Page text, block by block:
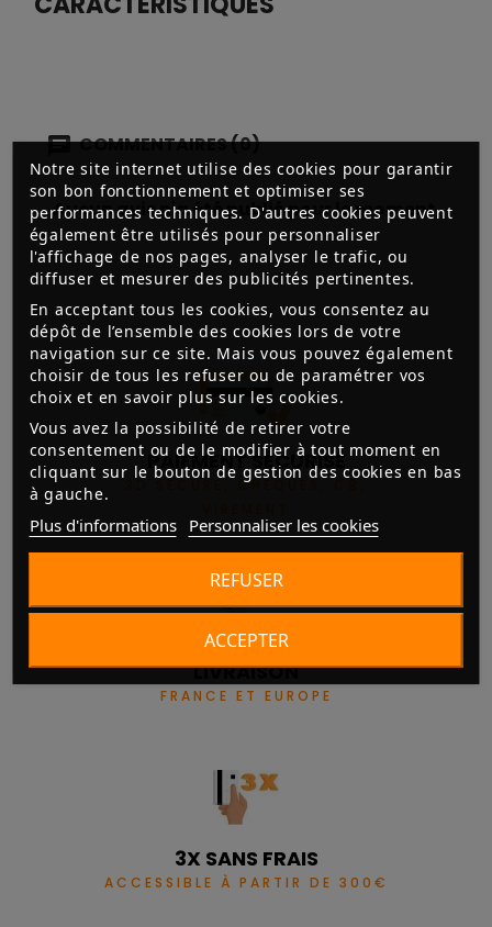
Notre site internet utilise des cookies pour garantir
son bon fonctionnement et optimiser ses
performances techniques. D'autres cookies peuvent
également être utilisés pour personnaliser
l'affichage de nos pages, analyser le trafic, ou
diffuser et mesurer des publicités pertinentes.
En acceptant tous les cookies, vous consentez au
dépôt de l’ensemble des cookies lors de votre
navigation sur ce site. Mais vous pouvez également
choisir de tous les refuser ou de paramétrer vos
choix et en savoir plus sur les cookies.
Vous avez la possibilité de retirer votre
consentement ou de le modifier à tout moment en
cliquant sur le bouton de gestion des cookies en bas
à gauche.
Plus d'informations Personnaliser les cookies
REFUSER
ACCEPTER
COMMENTAIRES (0)
Aucun avis n'a été publié pour le moment.
PAIEMENT SÉCURISÉ
3D SECURE, CHÈQUES, CB,
LIVRAISON
FRANCE ET EUROPE
3X SANS FRAIS
ACCESSIBLE À PARTIR DE 300€